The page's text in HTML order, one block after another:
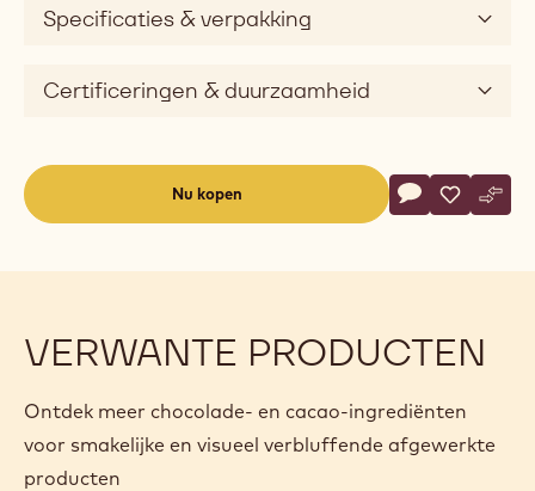
Specificaties & verpakking
Certificeringen & duurzaamheid
Nu kopen
Actions
Schrijf een
- 823Opslaan
- 823-
VERWANTE PRODUCTEN
Ontdek meer chocolade- en cacao-ingrediënten
voor smakelijke en visueel verbluffende afgewerkte
producten